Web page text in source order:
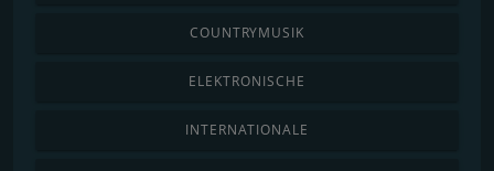
COUNTRYMUSIK
ELEKTRONISCHE
INTERNATIONALE